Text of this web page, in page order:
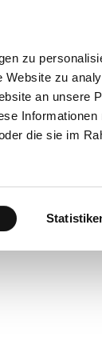
zu
zu
an unsere
die sie im